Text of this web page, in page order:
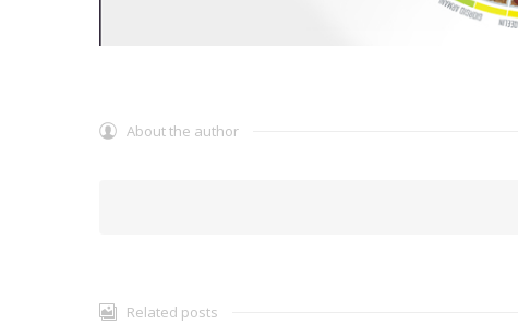
About the author
Related posts